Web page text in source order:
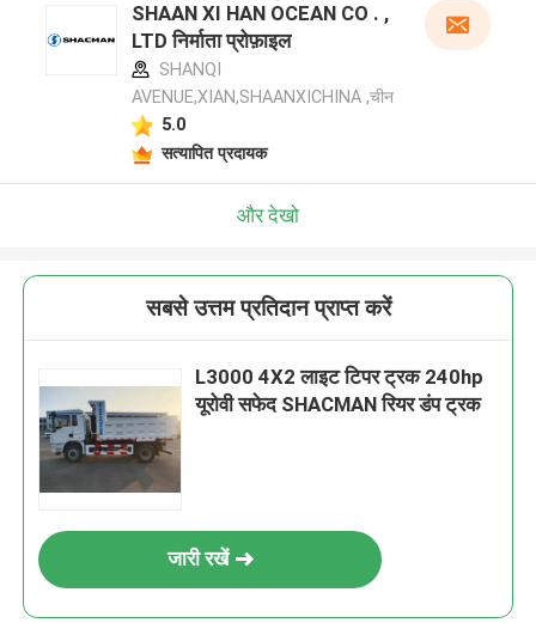
SHAAN XI HAN OCEAN CO . ,
LTD निर्माता प्रोफ़ाइल
SHANQI
AVENUE,XIAN,SHAANXICHINA ,चीन
5.0
सत्यापित प्रदायक
और देखो
सबसे उत्तम प्रतिदान प्राप्त करें
L3000 4X2 लाइट टिपर ट्रक 240hp
यूरोवी सफेद SHACMAN रियर डंप ट्रक
जारी रखें